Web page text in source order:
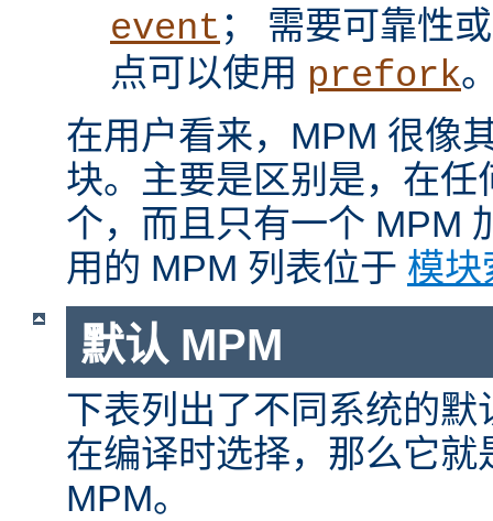
event ； 需要可靠性
点可以使用 prefork
在用户看来，MPM 很像
块。主要是区别是，在任
个，而且只有一个 MPM
用的 MPM 列表位于 模块
默认 MPM
下表列出了不同系统的默
在编译时选择，那么它就
MPM。